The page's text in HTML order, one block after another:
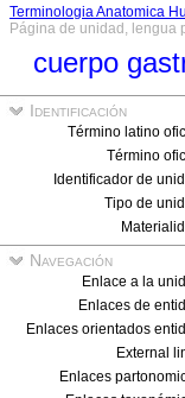
Terminologia Anatomica
Página de unidad, lengua
cuerpo
Identificación
Término latino
Término
Identificador de
Tipo de
Navegación
Enlace a la
Enlaces de
Enlaces orientados
External
Enlaces